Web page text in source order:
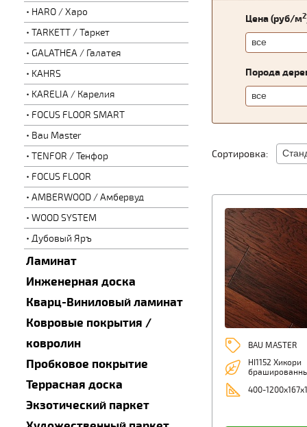
HARO / Харо
TARKETT / Таркет
GALATHEA / Галатея
KAHRS
KARELIA / Карелия
FOCUS FLOOR SMART
Bau Master
TENFOR / Тенфор
FOCUS FLOOR
AMBERWOOD / Амбервуд
WOOD SYSTEM
Дубовый Яръ
Ламинат
Инженерная доска
Кварц-Виниловый ламинат
Ковровые покрытия /
ковролин
Пробковое покрытие
Террасная доска
Экзотический паркет
Цена (руб/м2
Порода
Сортировка:
BAU MASTER
HI1152 Хикори
400-